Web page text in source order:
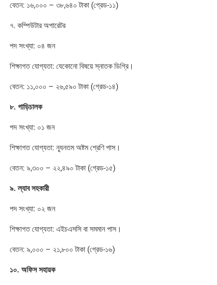
বেতন: ১৬,০০০ – ৩৮,৬৪০ টাকা (গ্রেড-১১)
৭. কম্পিউটার অপারেটর
পদ সংখ্যা: ০৪ জন
শিক্ষাগত যোগ্যতা: যেকোনো বিষয়ে স্নাতক ডিগ্রি।
বেতন: ১১,০০০ – ২৬,৫৯০ টাকা (গ্রেড-১৪)
৮. গাড়িচালক
পদ সংখ্যা: ০১ জন
শিক্ষাগত যোগ্যতা: ন্যূনতম অষ্টম শ্রেণি পাস।
বেতন: ৯,৩০০ – ২২,৪৯০ টাকা (গ্রেড-১৫)
৯. ল্যাব সহকারী
পদ সংখ্যা: ০২ জন
শিক্ষাগত যোগ্যতা: এইচএসসি বা সমমান পাস।
বেতন: ৯,০০০ – ২১,৮০০ টাকা (গ্রেড-১৬)
১০. অফিস সহায়ক